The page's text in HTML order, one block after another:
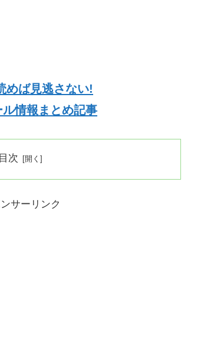
めば見逃さない!
情報まとめ記事
目次
サーリンク